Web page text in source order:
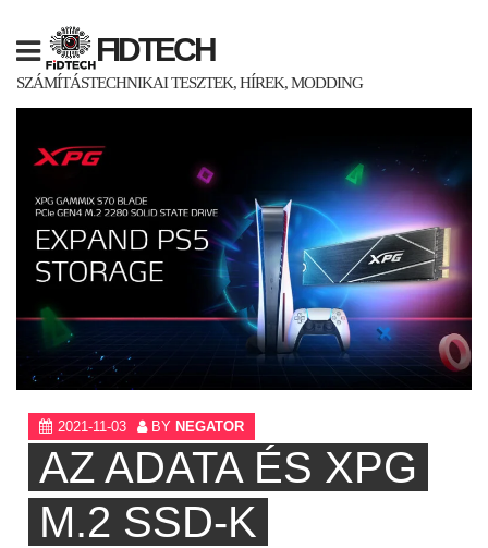
content
FIDTECH
SZÁMÍTÁSTECHNIKAI TESZTEK, HÍREK, MODDING
2021-11-03 BY NEGATOR
AZ ADATA ÉS XPG
M.2 SSD-K